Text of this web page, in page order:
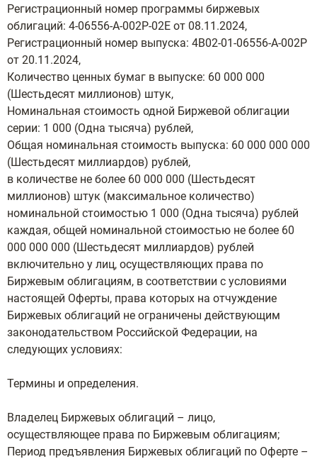
Регистрационный номер программы биржевых
облигаций: 4-06556-А-002P-02E от 08.11.2024,
Регистрационный номер выпуска: 4B02-01-06556-А-002P
от 20.11.2024,
Количество ценных бумаг в выпуске: 60 000 000
(Шестьдесят миллионов) штук,
Номинальная стоимость одной Биржевой облигации
серии: 1 000 (Одна тысяча) рублей,
Общая номинальная стоимость выпуска: 60 000 000 000
(Шестьдесят миллиардов) рублей,
в количестве не более 60 000 000 (Шестьдесят
миллионов) штук (максимальное количество)
номинальной стоимостью 1 000 (Одна тысяча) рублей
каждая, общей номинальной стоимостью не более 60
000 000 000 (Шестьдесят миллиардов) рублей
включительно у лиц, осуществляющих права по
Биржевым облигациям, в соответствии с условиями
настоящей Оферты, права которых на отчуждение
Биржевых облигаций не ограничены действующим
законодательством Российской Федерации, на
следующих условиях:
Термины и определения.
Владелец Биржевых облигаций – лицо,
осуществляющее права по Биржевым облигациям;
Период предъявления Биржевых облигаций по Оферте –